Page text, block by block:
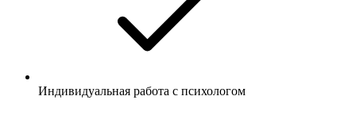
Индивидуальная работа с психологом